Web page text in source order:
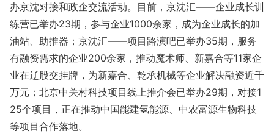
办京沈对接和政企交流活动。目前，京沈汇——企业成长训
练营已举办23期，参与企业1000余家，成为企业成长的加
油站、助推器；京沈汇——项目路演吧已举办35期，服务
有融资需求的企业200余家，推动魔术师、新嘉合等11家企
业在辽股交挂牌，为新嘉合、乾承机械等企业解决融资近千
万元；北京中关村科技项目线上推介会已举办29期，对接1
25个项目，正在推动中国能建氢能源、中农富源生物科技
等项目合作落地。